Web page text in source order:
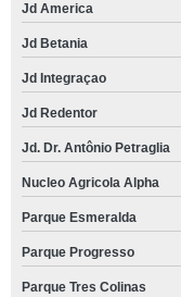
Jd America
Jd Betania
Jd Integraçao
Jd Redentor
Jd. Dr. Antônio Petraglia
Nucleo Agricola Alpha
Parque Esmeralda
Parque Progresso
Parque Tres Colinas